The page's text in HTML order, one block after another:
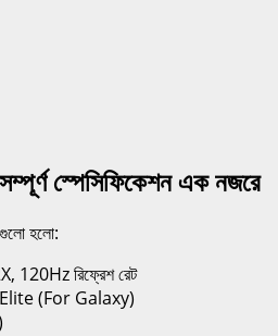
স্পেসিফিকেশন এক নজরে
হলো:
120Hz রিফ্রেশ রেট
(For Galaxy)